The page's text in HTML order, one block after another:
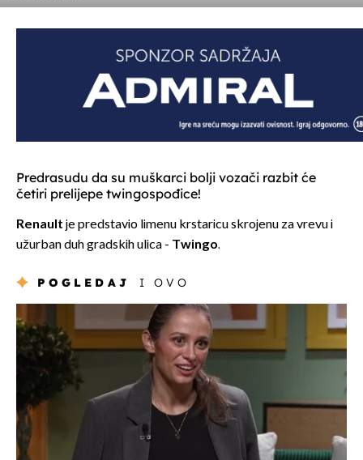
Predrasudu da su muškarci bolji vozači razbit će
četiri prelijepe twingospođice!
Renault je predstavio limenu krstaricu skrojenu za vrevu i
užurban duh gradskih ulica - Twingo.
POGLEDAJ I OVO